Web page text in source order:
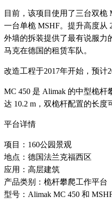
目前，该项目使用了三台双桅
一台单桅 MSHF。提升高度从
外墙的拆装提供了最有说服力
马克在德国的租赁车队。
改造工程于2017年开始，预计
MC 450 是 Alimak 的中型桅
达 10.2 m，双桅杆配置的长度
平台详情
项目：160公园景观
地点：德国法兰克福西区
应用：高层建筑
产品类别：桅杆攀爬工作平台
型号：Alimak MC 450 和